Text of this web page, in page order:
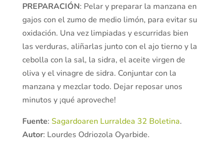
PREPARACIÓN: Pelar y preparar la manzana en
gajos con el zumo de medio limón, para evitar su
oxidación. Una vez limpiadas y escurridas bien
las verduras, aliñarlas junto con el ajo tierno y la
cebolla con la sal, la sidra, el aceite virgen de
oliva y el vinagre de sidra. Conjuntar con la
manzana y mezclar todo. Dejar reposar unos
minutos y ¡qué aproveche!
Fuente: Sagardoaren Lurraldea 32 Boletina.
Autor: Lourdes Odriozola Oyarbide.